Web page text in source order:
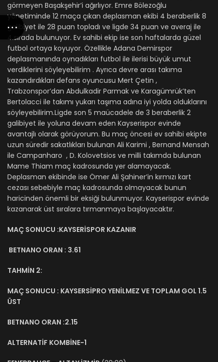
görmeyen Başakşehir’i ağırlıyor. Emre Bölezoğlu
yönetiminde 12 maça çıkan deplasman ekibi 4 beraberlik 8
galibiyet ile 28 puan topladı ve ligde 34 puan ve averaj ile
4.sırada bulunuyor. Ev sahibi ekip ise son haftalarda güzel
futbol ortaya koyuyor. Özellikle Adana Demirspor
deplasmanında oynadıkları futbol ile ilerisi büyük umut
verdiklerini söyleyebilirim . Ayrıca devre arası takıma
kazandırdıkları defans oyuncusu Mert Çetin ,
Trabzonspor’dan Abdulkadir Parmak ve Karagümrük’ten
Bertolacci ile takımı yukarı taşıma adına iyi yolda olduklarını
söyleyebilirim.Ligde son 5 maücadele de 3 beraberlik 2
galibiyet ile yoluna devam eden Kayserispor evinde
avantajlı olarak görüyorum. Bu maç öncesi ev sahibi ekipte
uzun süredir sakatlıkları bulunan Ali Karimi , Bernand Mensah
ile Campanharo , D. Kolovetsios ve milli takımda bulunan
Mame Thiam maç kadrosunda yer alamayacak.
Deplasman ekibinde ise Ömer Ali Şahiner’in kırmızı kart
cezası sebebiyle maç kadrosunda olmayacak bunun
haricinden önemli bir eksiği bulunmuyor. Kayserispor evinde
kazanarak üst sıralara tırmanmaya başlayacaktır.
MAÇ SONUCU :KAYSERİSPOR KAZANIR
BETNANO ORAN : 3.61
TAHMİN 2:
MAÇ SONUCU : KAYSERSİPRO YENİLMEZ VE TOPLAM GOL 1.5
ÜST
BETNANO ORAN :2.15
ALTERNATİF KOMBİNE-1